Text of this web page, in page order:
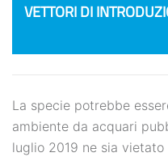
VETTORI DI
La specie potrebbe
ambiente da acquari
luglio 2019 ne sia